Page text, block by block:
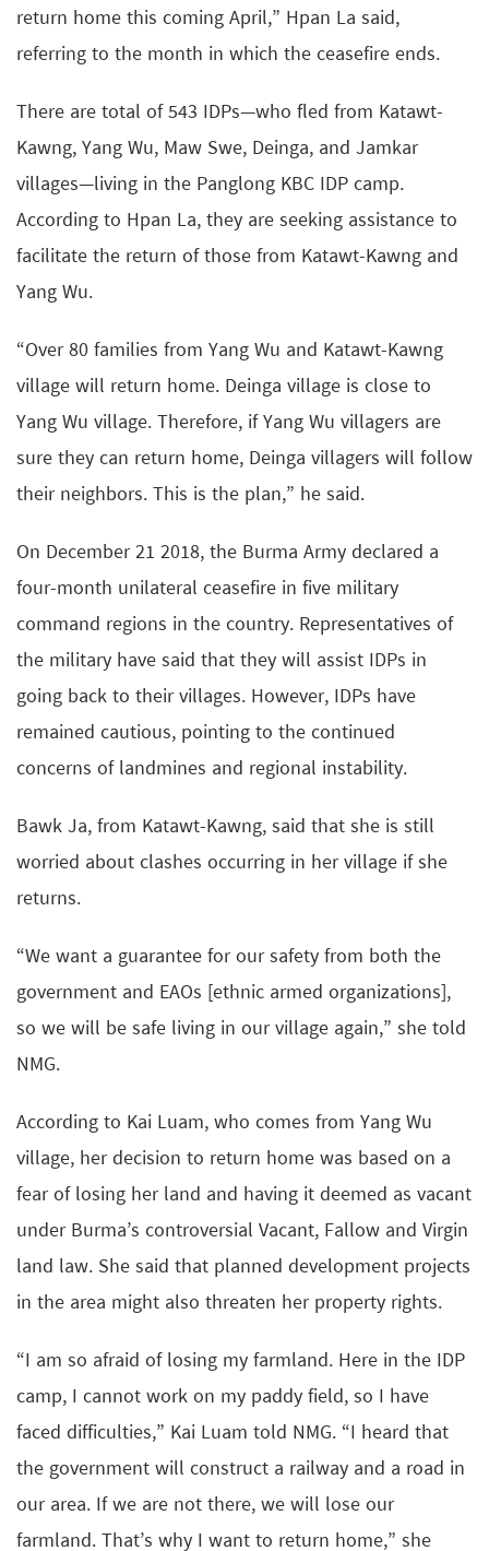
return home this coming April,” Hpan La said,
referring to the month in which the ceasefire ends.
There are total of 543 IDPs—who fled from Katawt-
Kawng, Yang Wu, Maw Swe, Deinga, and Jamkar
villages—living in the Panglong KBC IDP camp.
According to Hpan La, they are seeking assistance to
facilitate the return of those from Katawt-Kawng and
Yang Wu.
“Over 80 families from Yang Wu and Katawt-Kawng
village will return home. Deinga village is close to
Yang Wu village. Therefore, if Yang Wu villagers are
sure they can return home, Deinga villagers will follow
their neighbors. This is the plan,” he said.
On December 21 2018, the Burma Army declared a
four-month unilateral ceasefire in five military
command regions in the country. Representatives of
the military have said that they will assist IDPs in
going back to their villages. However, IDPs have
remained cautious, pointing to the continued
concerns of landmines and regional instability.
Bawk Ja, from Katawt-Kawng, said that she is still
worried about clashes occurring in her village if she
returns.
“We want a guarantee for our safety from both the
government and EAOs [ethnic armed organizations],
so we will be safe living in our village again,” she told
NMG.
According to Kai Luam, who comes from Yang Wu
village, her decision to return home was based on a
fear of losing her land and having it deemed as vacant
under Burma’s controversial Vacant, Fallow and Virgin
land law. She said that planned development projects
in the area might also threaten her property rights.
“I am so afraid of losing my farmland. Here in the IDP
camp, I cannot work on my paddy field, so I have
faced difficulties,” Kai Luam told NMG. “I heard that
the government will construct a railway and a road in
our area. If we are not there, we will lose our
farmland. That’s why I want to return home,” she